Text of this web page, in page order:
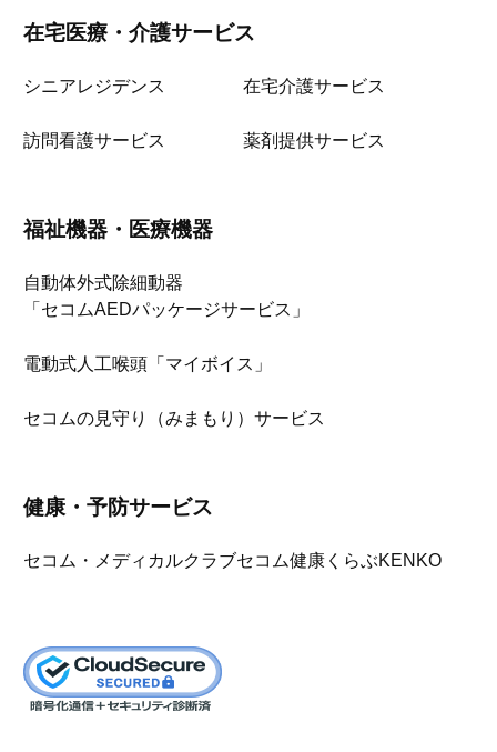
在宅医療・介護サービス
シニアレジデンス 在宅介護サービス
訪問看護サービス 薬剤提供サービス
福祉機器・医療機器
自動体外式除細動器
「セコムAEDパッケージサービス」
電動式人工喉頭「マイボイス」
セコムの見守り（みまもり）サービス
健康・予防サービス
セコム・メディカルクラブセコム健康くらぶKENKO